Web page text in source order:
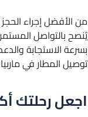
من الأفضل إجراء
بسرعة الاستجابة
توصيل المطار في
اجعل رحلتك